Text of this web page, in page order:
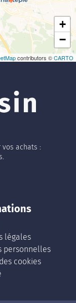
+
−
contributors ©CARTO
achats :
légales
personnelles
cookies